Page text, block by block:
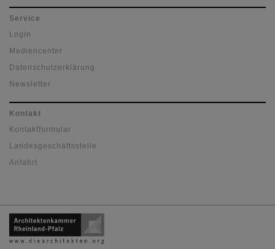
Service
Login
Mediencenter
Datenschutzerklärung
Newsletter
Kontakt
Kontaktformular
Landesgeschäftsstelle
Anfahrt